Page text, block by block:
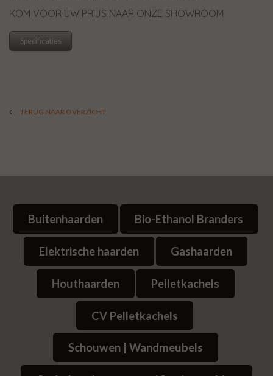
KOM VOOR UW PRIJS NAAR ONZE SHOWROOM
Specificaties
TERUG NAAR OVERZICHT
Buitenhaarden Bio-Ethanol Branders
Elektrische haarden Gashaarden
Houthaarden Pelletkachels
CV Pelletkachels
Schouwen | Wandmeubels